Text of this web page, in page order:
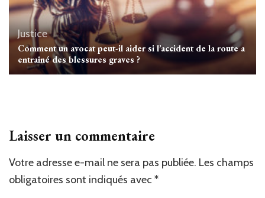
Justice
Comment un avocat peut-il aider si l’accident de la route a
entraîné des blessures graves ?
Laisser un commentaire
Votre adresse e-mail ne sera pas publiée. Les champs
obligatoires sont indiqués avec *
Alternative: